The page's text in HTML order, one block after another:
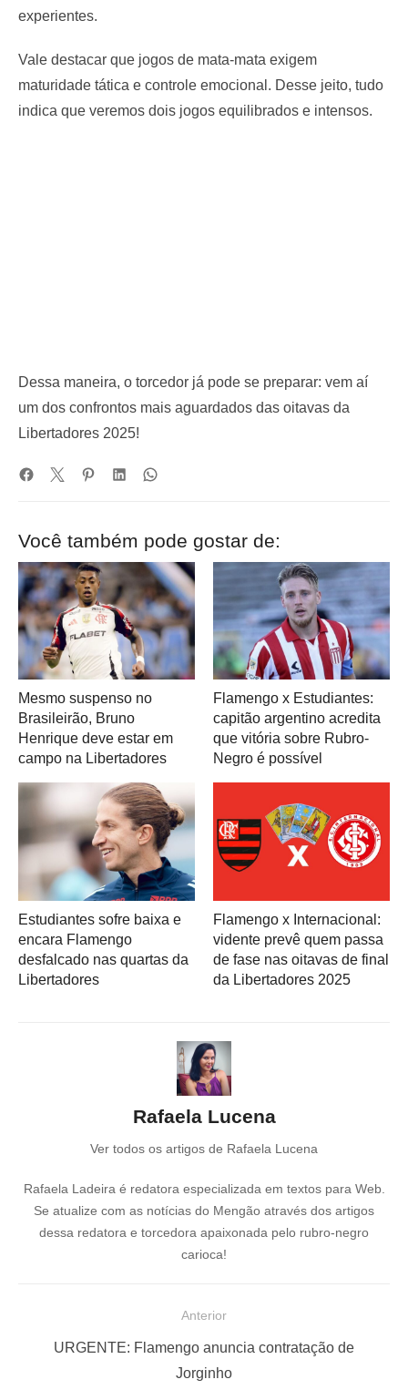
experientes.
Vale destacar que jogos de mata-mata exigem
maturidade tática e controle emocional. Desse jeito, tudo
indica que veremos dois jogos equilibrados e intensos.
Dessa maneira, o torcedor já pode se preparar: vem aí
um dos confrontos mais aguardados das oitavas da
Libertadores 2025!
Você também pode gostar de:
Mesmo suspenso no
Brasileirão, Bruno
Henrique deve estar em
campo na Libertadores
Flamengo x Estudiantes:
capitão argentino acredita
que vitória sobre Rubro-
Negro é possível
Estudiantes sofre baixa e
encara Flamengo
desfalcado nas quartas da
Libertadores
Flamengo x Internacional:
vidente prevê quem passa
de fase nas oitavas de final
da Libertadores 2025
Rafaela Lucena
Ver todos os artigos de Rafaela Lucena
Rafaela Ladeira é redatora especializada em textos para Web.
Se atualize com as notícias do Mengão através dos artigos
dessa redatora e torcedora apaixonada pelo rubro-negro
carioca!
Anterior
URGENTE: Flamengo anuncia contratação de
Jorginho